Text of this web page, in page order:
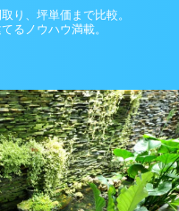
り、坪単価まで比較。
るノウハウ満載。